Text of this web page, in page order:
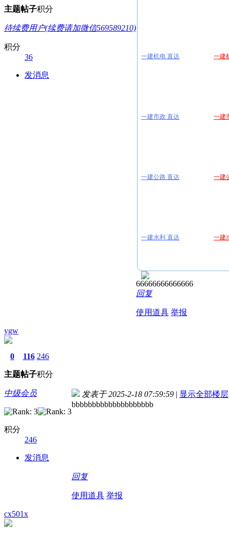
主题帖子积分
待续费用户(续费请加微信569589210)
积分
36
发消息
一建机电 直达
一建市政 直达
一建公路 直达
一建水利 直达
66666666666666
回复
使用道具 举报
ygw
0
主题
116
帖子
246
积分
中级会员
积分
246
发消息
发表于 2025-2-18 07:59:59 | 显示全部楼层
bbbbbbbbbbbbbbbbbbbb
回复
使用道具 举报
cx501x